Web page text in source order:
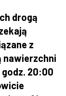
drogą
z
nawierzchni
20:00